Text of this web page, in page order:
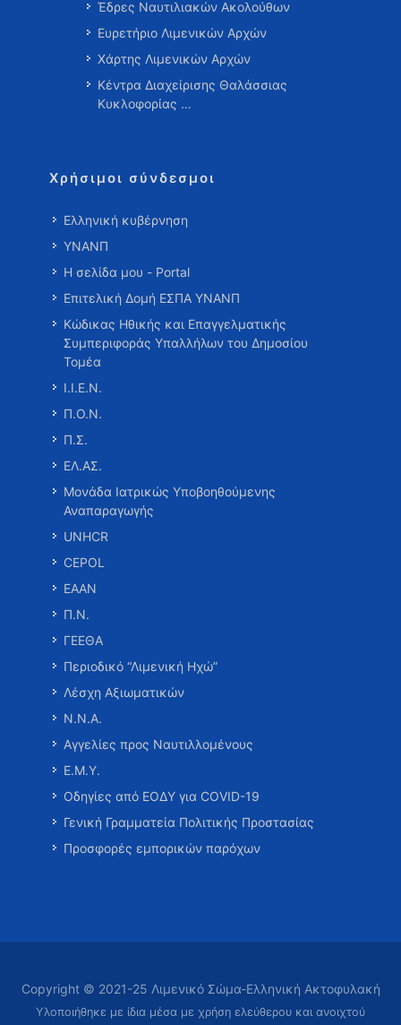
Έδρες Ναυτιλιακών Ακολούθων
Ευρετήριο Λιμενικών Αρχών
Χάρτης Λιμενικών Αρχών
Κέντρα Διαχείρισης Θαλάσσιας
Κυκλοφορίας …
Χρήσιμοι σύνδεσμοι
Ελληνική κυβέρνηση
ΥΝΑΝΠ
Η σελίδα μου - Portal
Επιτελική Δομή ΕΣΠΑ ΥΝΑΝΠ
Κώδικας Ηθικής και Επαγγελματικής
Συμπεριφοράς Υπαλλήλων του Δημοσίου
Τομέα
Ι.Ι.Ε.Ν.
Π.Ο.Ν.
Π.Σ.
ΕΛ.ΑΣ.
Μονάδα Ιατρικώς Υποβοηθούμενης
Αναπαραγωγής
UNHCR
CEPOL
ΕΑΑΝ
Π.Ν.
ΓΕΕΘΑ
Περιοδικό “Λιμενική Ηχώ”
Λέσχη Αξιωματικών
Ν.Ν.Α.
Αγγελίες προς Ναυτιλλομένους
Ε.Μ.Υ.
Οδηγίες από ΕΟΔΥ για COVID-19
Γενική Γραμματεία Πολιτικής Προστασίας
Προσφορές εμπορικών παρόχων
Copyright © 2021-25 Λιμενικό Σώμα-Ελληνική Ακτοφυλακή
Υλοποιήθηκε με ίδια μέσα με χρήση ελεύθερου και ανοιχτού